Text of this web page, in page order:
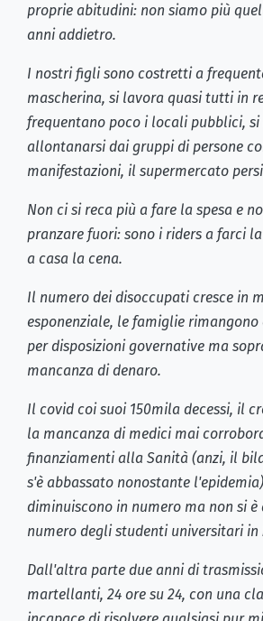
proprie abitudini: non siamo più
anni addietro.
I nostri figli sono costretti a
mascherina, si lavora quasi tutti in
frequentano poco i locali pubblici, si
allontanarsi dai gruppi di persone
manifestazioni, il supermercato
Non ci si reca più a fare la spesa e
pranzare fuori: sono i riders a farci
a casa la cena.
Il numero dei disoccupati cresce in
esponenziale, le famiglie rimangono
per disposizioni governative ma
mancanza di denaro.
Il covid coi suoi 150mila decessi, il
la mancanza di medici mai
finanziamenti alla Sanità (anzi, il
s'è abbassato nonostante
diminuiscono in numero ma non si
numero degli studenti universitari in
Dall'altra parte due anni di
martellanti, 24 ore su 24, con una